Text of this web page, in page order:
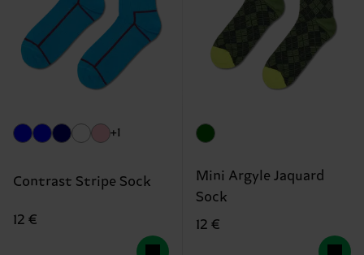
+1
Contrast Stripe Sock
12 €
Mini Argyle Jaquard
Sock
12 €